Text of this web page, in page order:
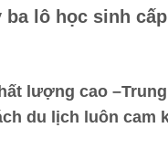
ba lô học sinh
lượng cao
du lịch luôn cam